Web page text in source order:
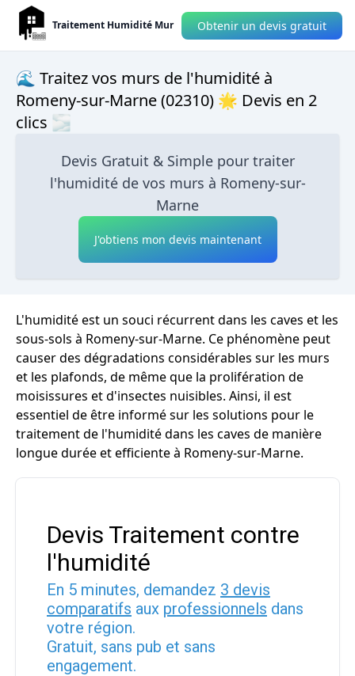
Traitement Humidité Mur Obtenir un devis gratuit
🌊 Traitez vos murs de l'humidité à
Romeny-sur-Marne (02310) 🌟 Devis en 2
clics 🌫
Devis Gratuit & Simple pour traiter
l'humidité de vos murs à Romeny-sur-
Marne
J'obtiens mon devis maintenant
L'humidité est un souci récurrent dans les caves et les
sous-sols à Romeny-sur-Marne. Ce phénomène peut
causer des dégradations considérables sur les murs
et les plafonds, de même que la prolifération de
moisissures et d'insectes nuisibles. Ainsi, il est
essentiel de être informé sur les solutions pour le
traitement de l'humidité dans les caves de manière
longue durée et efficiente à Romeny-sur-Marne.
Devis Traitement contre
l'humidité
En 5 minutes, demandez 3 devis
comparatifs aux professionnels dans
votre région.
Gratuit, sans pub et sans
engagement.